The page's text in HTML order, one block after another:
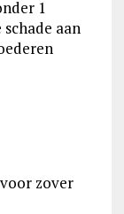
1
aan
zover